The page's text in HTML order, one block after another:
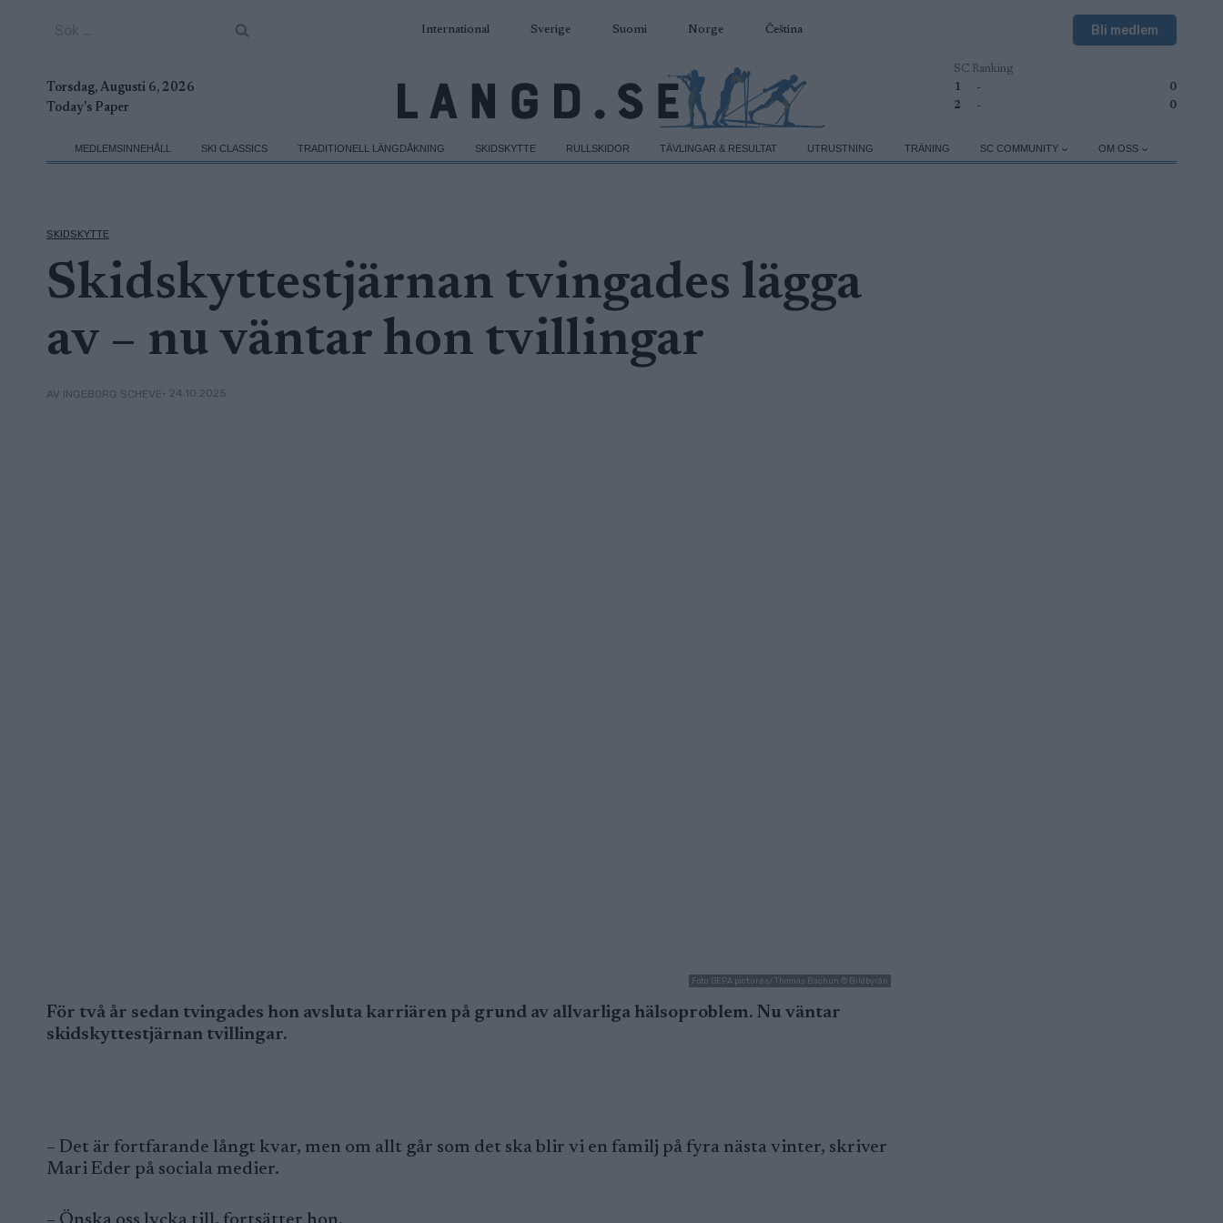
International Sverige Suomi Norge Čeština Bli medlem
Torsdag, Augusti 6, 2026
Today's Paper
SC Ranking
1
-
0
2
- 0
MEDLEMSINNEHÅLL SKI CLASSICS TRADITIONELL LÄNGDÅKNING SKIDSKYTTE RULLSKIDOR TÄVLINGAR & RESULTAT UTRUSTNING TRÄNING SC COMMUNITY OM OSS
SKIDSKYTTE
Skidskyttestjärnan tvingades lägga
av – nu väntar hon tvillingar
AV INGEBORG SCHEVE• 24.10.2025
Foto: GEPA pictures/ Thomas Bachun © Bildbyrån
För två år sedan tvingades hon avsluta karriären på grund av allvarliga hälsoproblem. Nu väntar
skidskyttestjärnan tvillingar.
– Det är fortfarande långt kvar, men om allt går som det ska blir vi en familj på fyra nästa vinter, skriver
Mari Eder på sociala medier.